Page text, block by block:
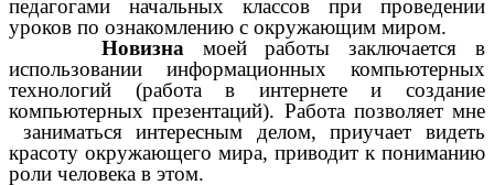
педагогами начальных классов при проведении
уроков по ознакомлению с окружающим миром.
Новизна моей работы заключается в
использовании информационных компьютерных
технологий (работа в интернете и создание
компьютерных презентаций). Работа позволяет мне
заниматься интересным делом, приучает видеть
красоту окружающего мира, приводит к пониманию
роли человека в этом.